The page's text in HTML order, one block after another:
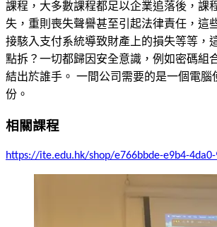
課程，大多數課程都足以企業追落後，課
失，重則喪失聲譽甚至引起法律責任，這
接駭入支付系統導致財產上的損失等等，
點拆？一切都歸因安全意識，例如密碼組
結出於誰手。 一間公司需要的是一個電
份。
相關課程
https://ite.edu.hk/shop/e766bbde-e9b4-